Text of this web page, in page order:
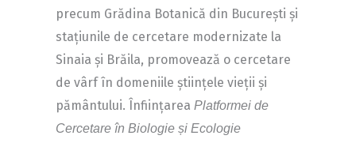
precum Grădina Botanică din București și
stațiunile de cercetare modernizate la
Sinaia și Brăila, promovează o cercetare
de vârf în domeniile științele vieții și
pământului. Înființarea Platformei de
Cercetare în Biologie și Ecologie